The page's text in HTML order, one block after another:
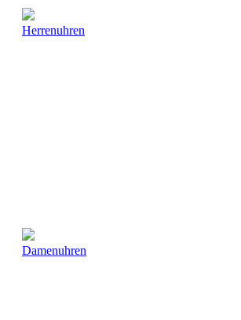
Herrenuhren
Damenuhren